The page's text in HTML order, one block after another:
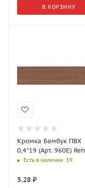
В КОРЗИНУ
Кромка Бамбук ПВХ
0,4*19 (Арт. 960E)
Есть в наличии: 39
5.28 ₽